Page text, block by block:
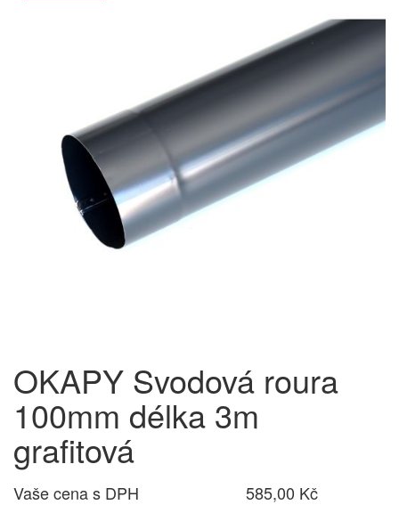
OKAPY Svodová roura
100mm délka 3m
grafitová
Vaše cena s DPH
585,00 Kč